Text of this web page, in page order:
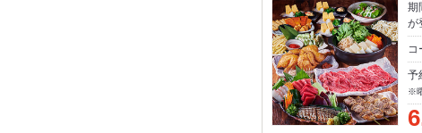
期
が
コ
予
※